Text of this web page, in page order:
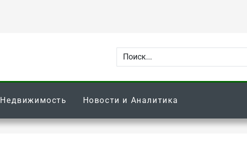
Недвижимость Новости и Аналитика